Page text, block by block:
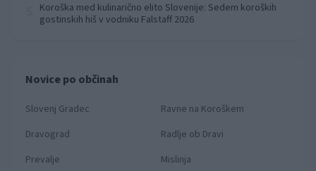
Koroška med kulinarično elito Slovenije: Sedem koroških
gostinskih hiš v vodniku Falstaff 2026
Novice po občinah
Slovenj Gradec
Ravne na Koroškem
Dravograd
Radlje ob Dravi
Prevalje
Mislinja